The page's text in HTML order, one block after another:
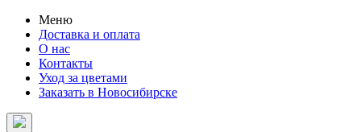
Меню
Доставка и оплата
О нас
Контакты
Уход за цветами
Заказать в Новосибирске